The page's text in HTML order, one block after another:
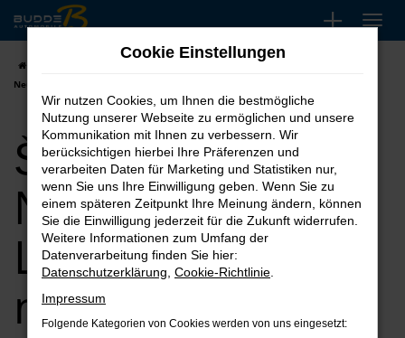
Zum
Hauptinhalt
springen
Škoda Octavia
Neuwagen | Lieferservice nach Duisburg
Škoda Octavia
Neuwagen |
Lieferservice
nach Duisburg
Cookie Einstellungen
Wir nutzen Cookies, um Ihnen die bestmögliche
Nutzung unserer Webseite zu ermöglichen und unsere
Kommunikation mit Ihnen zu verbessern. Wir
berücksichtigen hierbei Ihre Präferenzen und
verarbeiten Daten für Marketing und Statistiken nur,
wenn Sie uns Ihre Einwilligung geben. Wenn Sie zu
einem späteren Zeitpunkt Ihre Meinung ändern, können
Sie die Einwilligung jederzeit für die Zukunft widerrufen.
Weitere Informationen zum Umfang der
Datenverarbeitung finden Sie hier:
Datenschutzerklärung Cookie-Richtlinie
Impressum
Folgende Kategorien von Cookies werden von uns eingesetzt: